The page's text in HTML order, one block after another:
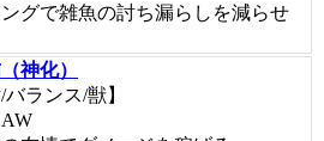
グで雑魚の討ち漏らしを減らせ
神化）
/バランス/獣】